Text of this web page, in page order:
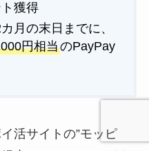
獲得
月の末日までに、
円相当のPayPay
活サイトの”モッピ